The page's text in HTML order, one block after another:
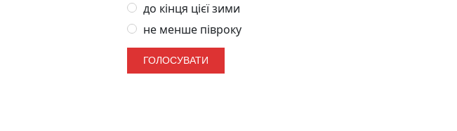
до кінця цієї зими
не менше півроку